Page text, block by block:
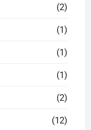
(2)
(1)
(1)
(1)
(2)
(12)